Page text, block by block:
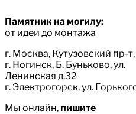
Памятник на могилу:
от идеи до монтажа
г. Москва, Кутузовский пр-
г. Ногинск, Б. Буньково, ул.
Ленинская д.32
г. Электрогорск, ул.
Мы онлайн, пишите